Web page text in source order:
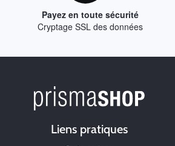
Payez en toute sécurité
Cryptage SSL des données
Liens pratiques